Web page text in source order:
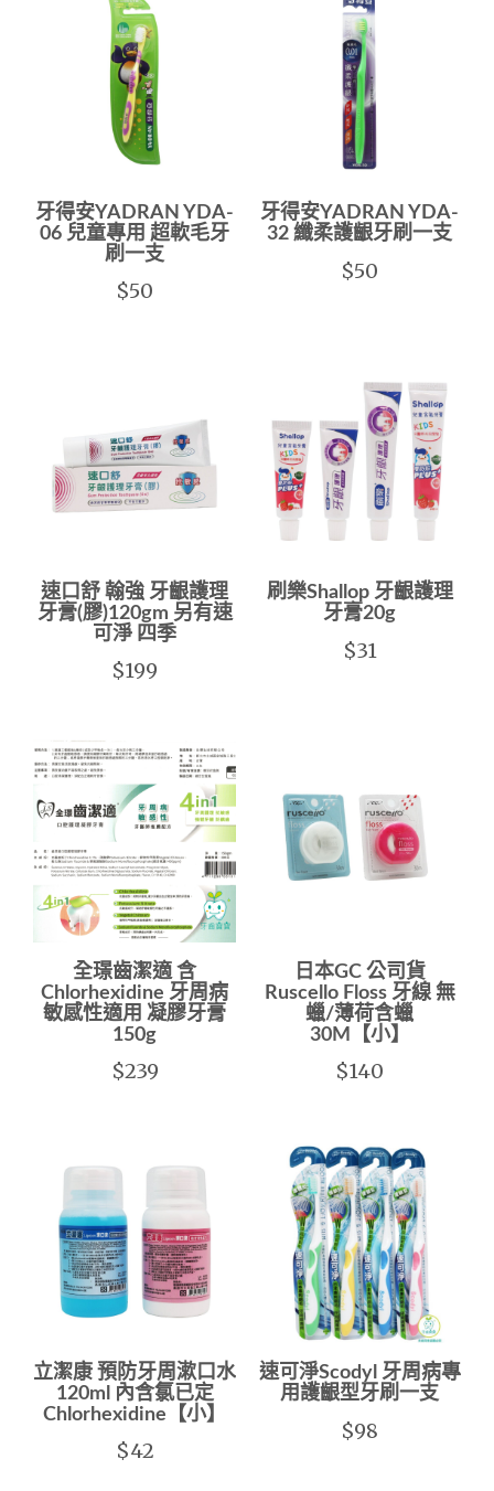
牙得安YADRAN YDA-
06 兒童專用 超軟毛牙
刷一支
$50
牙得安YADRAN YDA-
32 纖柔護齦牙刷一支
$50
速口舒 翰強 牙齦護理
牙膏(膠)120gm 另有速
可淨 四季
$199
刷樂Shallop 牙齦護理
牙膏20g
$31
全璟齒潔適 含
Chlorhexidine 牙周病
敏感性適用 凝膠牙膏
150g
$239
日本GC 公司貨
Ruscello Floss 牙線 無
蠟/薄荷含蠟
30M【小】
$140
立潔康 預防牙周漱口水
120ml 內含氯已定
Chlorhexidine【小】
$42
速可淨Scodyl 牙周病專
用護齦型牙刷一支
$98